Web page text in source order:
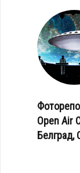
Open Air
Белград,